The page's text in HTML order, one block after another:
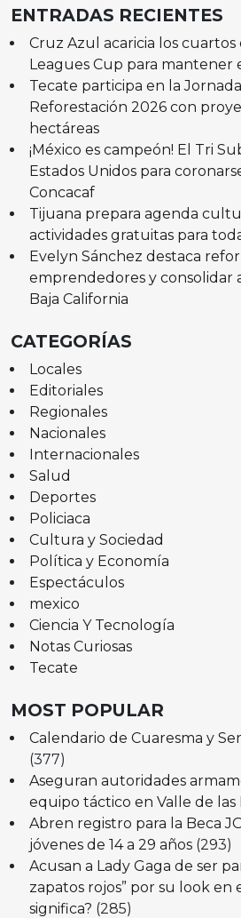
ENTRADAS RECIENTES
Cruz Azul acaricia los cuartos
Leagues Cup para mantener
Tecate participa en la
Reforestación 2026 con
hectáreas
¡México es campeón! El Tri
Estados Unidos para
Concacaf
Tijuana prepara agenda
actividades gratuitas para
Evelyn Sánchez destaca
emprendedores y consolidar
Baja California
CATEGORÍAS
Locales
Editoriales
Regionales
Nacionales
Internacionales
Salud
Deportes
Policiaca
Cultura y Sociedad
Política y Economía
Espectáculos
mexico
Ciencia Y Tecnología
Notas Curiosas
Tecate
MOST POPULAR
Calendario de Cuaresma y
(377)
Aseguran autoridades
equipo táctico en Valle de las
Abren registro para la Beca
jóvenes de 14 a 29 años (293)
Acusan a Lady Gaga de ser
zapatos rojos” por su look en
significa? (285)